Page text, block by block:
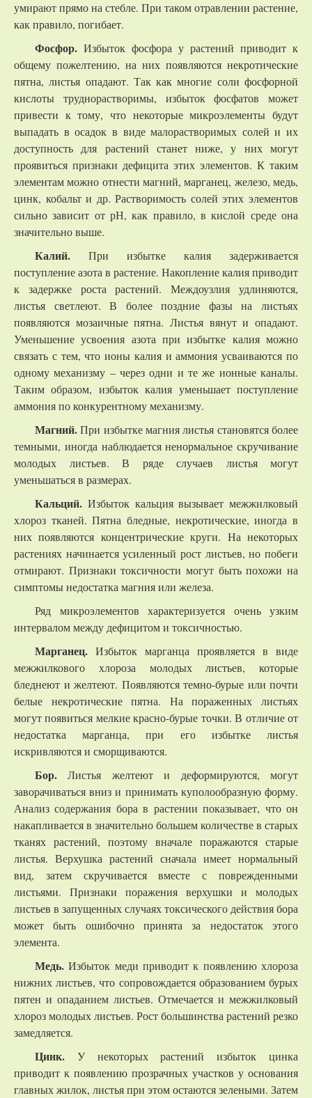
умирают прямо на стебле. При таком отравлении растение,
как правило, погибает.
Фосфор. Избыток фосфора у растений приводит к
общему пожелтению, на них появляются некротические
пятна, листья опадают. Так как многие соли фосфорной
кислоты труднорастворимы, избыток фосфатов может
привести к тому, что некоторые микроэлементы будут
выпадать в осадок в виде малорастворимых солей и их
доступность для растений станет ниже, у них могут
проявиться признаки дефицита этих элементов. К таким
элементам можно отнести магний, марганец, железо, медь,
цинк, кобальт и др. Растворимость солей этих элементов
сильно зависит от рН, как правило, в кислой среде она
значительно выше.
Калий. При избытке калия задерживается
поступление азота в растение. Накопление калия приводит
к задержке роста растений. Междоузлия удлиняются,
листья светлеют. В более поздние фазы на листьях
появляются мозаичные пятна. Листья вянут и опадают.
Уменьшение усвоения азота при избытке калия можно
связать с тем, что ионы калия и аммония усваиваются по
одному механизму – через одни и те же ионные каналы.
Таким образом, избыток калия уменьшает поступление
аммония по конкурентному механизму.
Магний.При избытке магния листья становятся более
темными, иногда наблюдается ненормальное скручивание
молодых листьев. В ряде случаев листья могут
уменьшаться в размерах.
Кальций. Избыток кальция вызывает межжилковый
хлороз тканей. Пятна бледные, некротические, иногда в
них появляются концентрические круги. На некоторых
растениях начинается усиленный рост листьев, но побеги
отмирают. Признаки токсичности могут быть похожи на
симптомы недостатка магния или железа.
Ряд микроэлементов характеризуется очень узким
интервалом между дефицитом и токсичностью.
Марганец. Избыток марганца проявляется в виде
межжилкового хлороза молодых листьев, которые
бледнеют и желтеют. Появляются темно-бурые или почти
белые некротические пятна. На пораженных листьях
могут появиться мелкие красно-бурые точки. В отличие от
недостатка марганца, при его избытке листья
искривляются и сморщиваются.
Бор. Листья желтеют и деформируются, могут
заворачиваться вниз и принимать куполообразную форму.
Анализ содержания бора в растении показывает, что он
накапливается в значительно большем количестве в старых
тканях растений, поэтому вначале поражаются старые
листья. Верхушка растений сначала имеет нормальный
вид, затем скручивается вместе с поврежденными
листьями. Признаки поражения верхушки и молодых
листьев в запущенных случаях токсического действия бора
может быть ошибочно принята за недостаток этого
элемента.
Медь. Избыток меди приводит к появлению хлороза
нижних листьев, что сопровождается образованием бурых
пятен и опаданием листьев. Отмечается и межжилковый
хлороз молодых листьев. Рост большинства растений резко
замедляется.
Цинк. У некоторых растений избыток цинка
приводит к появлению прозрачных участков у основания
главных жилок, листья при этом остаются зелеными. Затем